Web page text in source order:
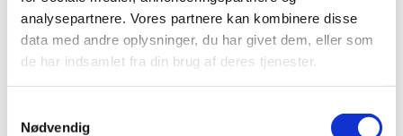
analysepartnere. Vores partnere kan kombinere disse
data med andre oplysninger, du har givet dem, eller som
de har indsamlet fra din brug af deres tjenester.
Nødvendig
Load more